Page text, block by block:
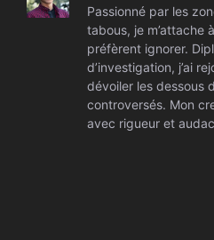
Passionné par les
tabous, je m’attache
préfèrent ignorer.
d’investigation, j’ai
dévoiler les dessous
controversés. Mon
avec rigueur et